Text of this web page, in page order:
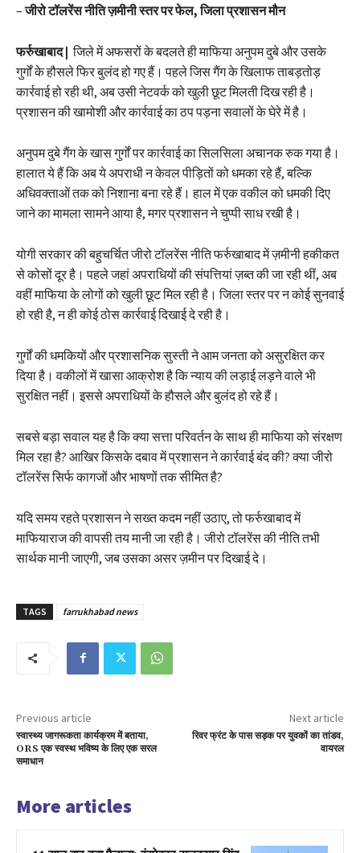
–जीरो टॉलरेंस नीति ज़मीनी स्तर पर फेल, जिला प्रशासन मौन
फर्रुखाबाद | जिले में अफसरों के बदलते ही माफिया अनुपम दुबे और उसके
गुर्गों के हौसले फिर बुलंद हो गए हैं। पहले जिस गैंग के खिलाफ ताबड़तोड़
कार्रवाई हो रही थी, अब उसी नेटवर्क को खुली छूट मिलती दिख रही है।
प्रशासन की खामोशी और कार्रवाई का ठप पड़ना सवालों के घेरे में है।
अनुपम दुबे गैंग के खास गुर्गों पर कार्रवाई का सिलसिला अचानक रुक गया है।
हालात ये हैं कि अब ये अपराधी न केवल पीड़ितों को धमका रहे हैं, बल्कि
अधिवक्ताओं तक को निशाना बना रहे हैं। हाल में एक वकील को धमकी दिए
जाने का मामला सामने आया है, मगर प्रशासन ने चुप्पी साध रखी है।
योगी सरकार की बहुचर्चित जीरो टॉलरेंस नीति फर्रुखाबाद में ज़मीनी हकीकत
से कोसों दूर है। पहले जहां अपराधियों की संपत्तियां ज़ब्त की जा रही थीं, अब
वहीं माफिया के लोगों को खुली छूट मिल रही है। जिला स्तर पर न कोई सुनवाई
हो रही है, न ही कोई ठोस कार्रवाई दिखाई दे रही है।
गुर्गों की धमकियों और प्रशासनिक सुस्ती ने आम जनता को असुरक्षित कर
दिया है। वकीलों में खासा आक्रोश है कि न्याय की लड़ाई लड़ने वाले भी
सुरक्षित नहीं। इससे अपराधियों के हौसले और बुलंद हो रहे हैं।
सबसे बड़ा सवाल यह है कि क्या सत्ता परिवर्तन के साथ ही माफिया को संरक्षण
मिल रहा है? आखिर किसके दबाव में प्रशासन ने कार्रवाई बंद की? क्या जीरो
टॉलरेंस सिर्फ कागजों और भाषणों तक सीमित है?
यदि समय रहते प्रशासन ने सख्त कदम नहीं उठाए, तो फर्रुखाबाद में
माफियाराज की वापसी तय मानी जा रही है। जीरो टॉलरेंस की नीति तभी
सार्थक मानी जाएगी, जब उसका असर ज़मीन पर दिखाई दे।
TAGS farrukhabad news
Previous article
स्वास्थ्य जागरूकता कार्यक्रम में बताया,
ORS एक स्वस्थ भविष्य के लिए एक सरल
समाधान
Next article
रिवर फ्रंट के पास सड़क पर युवकों का तांडव,
वायरल
More articles